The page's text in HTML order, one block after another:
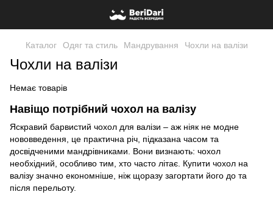
Каталог Одяг та стиль Мандрування Чохли на валізи
Чохли на валізи
Немає товарів
Навіщо потрібний чохол на валізу
Яскравий барвистий чохол для валізи – аж ніяк не модне
нововведення, це практична річ, підказана часом та
досвідченими мандрівниками. Вони визнають: чохол
необхідний, особливо тим, хто часто літає. Купити чохол на
валізу значно економніше, ніж щоразу загортати його до та
після перельоту.